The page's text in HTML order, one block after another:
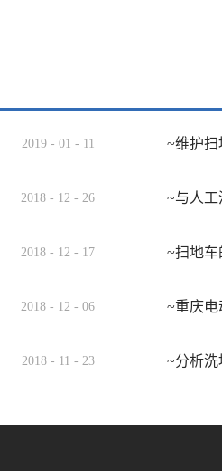
2019 - 01 - 11 ~维护
2018 - 12 - 26 ~与人工
2018 - 12 - 17 ~扫地
2018 - 12 - 06 ~重庆电
2018 - 11 - 23 ~分析